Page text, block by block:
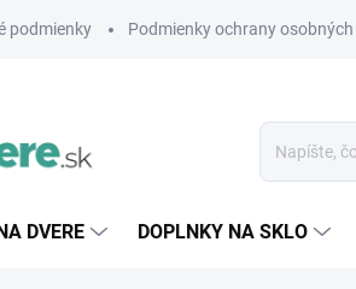
podmienky Podmienky ochrany
DVERE DOPLNKY NA SKLO